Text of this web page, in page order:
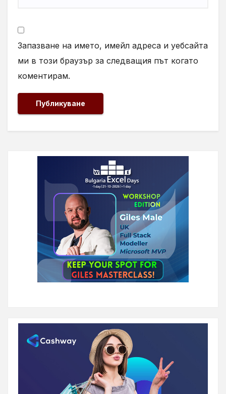
Запазване на името, имейл адреса и уебсайта
ми в този браузър за следващия път когато
коментирам.